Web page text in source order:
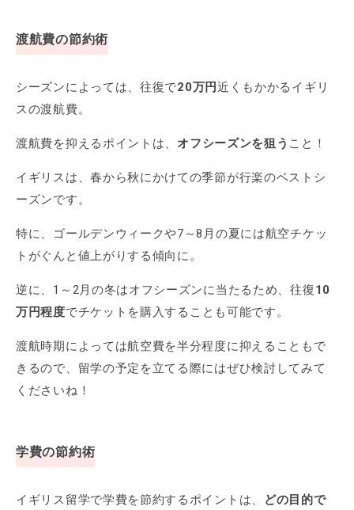
渡航費の節約術
シーズンによっては、往復で20万円近くもかかるイギリ
スの渡航費。
渡航費を抑えるポイントは、 オフシーズンを狙う こと！
イギリスは、春から秋にかけての季節が行楽のベストシ
ーズンです。
特に、ゴールデンウィークや7～8月の夏には航空チケッ
トがぐんと値上がりする傾向に。
逆に、1～2月の冬はオフシーズンに当たるため、往復10
万円程度でチケットを購入することも可能です。
渡航時期によっては航空費を半分程度に抑えることもで
きるので、留学の予定を立てる際にはぜひ検討してみて
くださいね！
学費の節約術
イギリス留学で学費を節約するポイントは、
どの目的で